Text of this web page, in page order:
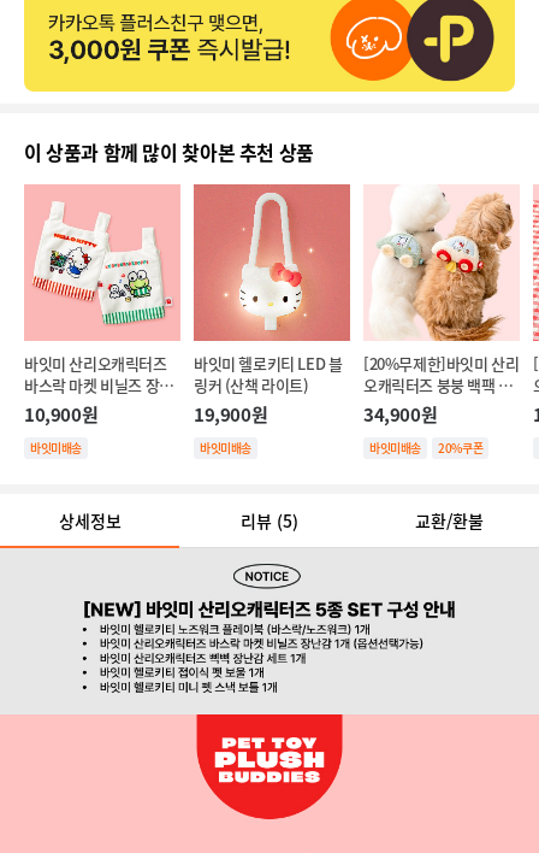
이 상품과 함께 많이 찾아본 추천 상품
바잇미 산리오캐릭터즈
바스락 마켓 비닐즈 장난
감 2종
10,900원
바잇미배송
바잇미 헬로키티 LED 블
링커 (산책 라이트)
19,900원
바잇미배송
[20%무제한]바잇미 산리
오캐릭터즈 붕붕 백팩 파
우치 (풉백 파우치)
34,900원
바잇미배송 20%쿠폰
상세정보 리뷰 (5) 교환/환불